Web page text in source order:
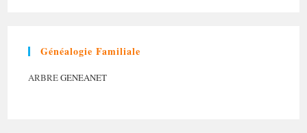
Généalogie Familiale
ARBREGENEANET